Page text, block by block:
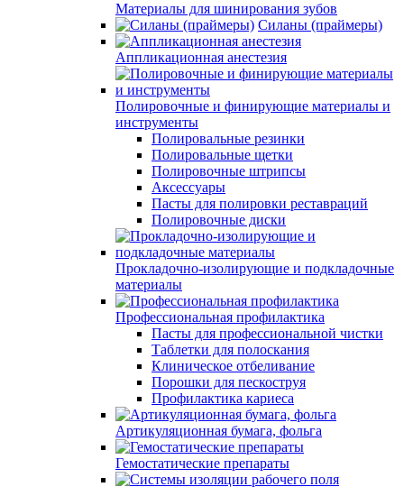
Материалы для шинирования зубов
Силаны (праймеры)
Аппликационная анестезия
Полировочные и финирующие материалы и
инструменты
Полировальные резинки
Полировальные щетки
Полировочные штрипсы
Аксессуары
Пасты для полировки реставраций
Полировочные диски
Прокладочно-изолирующие и подкладочные
материалы
Профессиональная профилактика
Пасты для профессиональной чистки
Таблетки для полоскания
Клиническое отбеливание
Порошки для пескоструя
Профилактика кариеса
Артикуляционная бумага, фольга
Гемостатические препараты